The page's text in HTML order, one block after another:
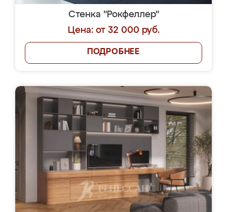
Стенка "Рокфеллер"
Цена: от 32 000 руб.
ПОДРОБНЕЕ